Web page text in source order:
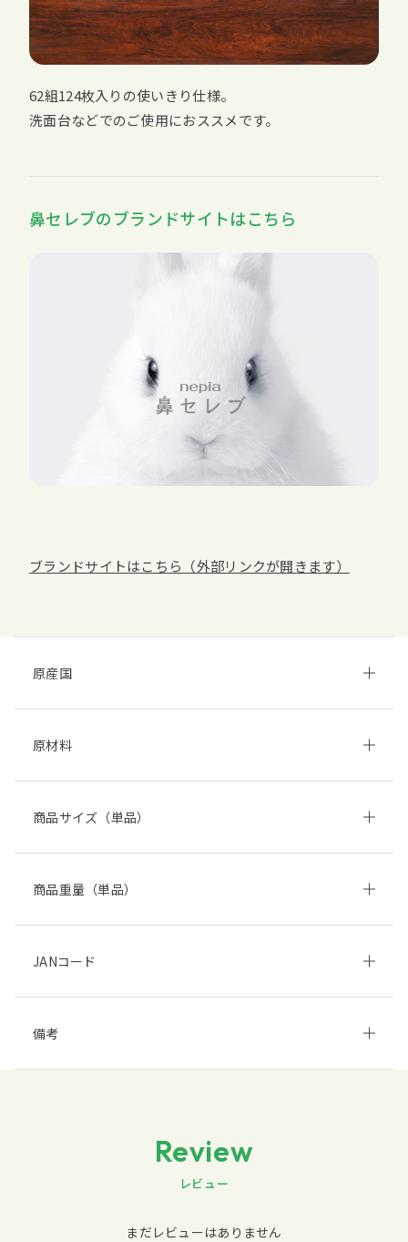
62組124枚入りの使いきり仕様。
洗面台などでのご使用におススメです。
鼻セレブのブランドサイトはこちら
ブランドサイトはこちら（外部リンクが開きます）
原産国
原材料
商品サイズ（単品）
商品重量（単品）
JANコード
備考
Review
レビュー
まだレビューはありません